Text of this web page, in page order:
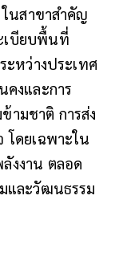
นสาขาสำคัญ
เบียบพื้นที่
ะหว่างประเทศ
คงและการ
ามชาติ การส่ง
โดยเฉพาะใน
งงาน ตลอด
และวัฒนธรรม